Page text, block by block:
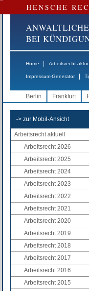
HENSCHE
BEI
Home Arbeitsrecht
Impressum-Generator
Berlin Frankfurt
-> zur Mobil-Ansicht
Arbeitsrecht aktuell
Arbeitsrecht 2026
Arbeitsrecht 2025
Arbeitsrecht 2024
Arbeitsrecht 2023
Arbeitsrecht 2022
Arbeitsrecht 2021
Arbeitsrecht 2020
Arbeitsrecht 2019
Arbeitsrecht 2018
Arbeitsrecht 2017
Arbeitsrecht 2016
Arbeitsrecht 2015